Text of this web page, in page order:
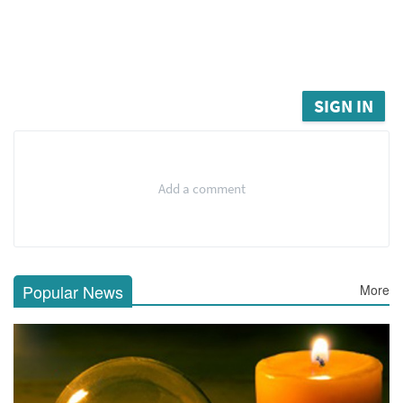
SIGN IN
Add a comment
Popular News More